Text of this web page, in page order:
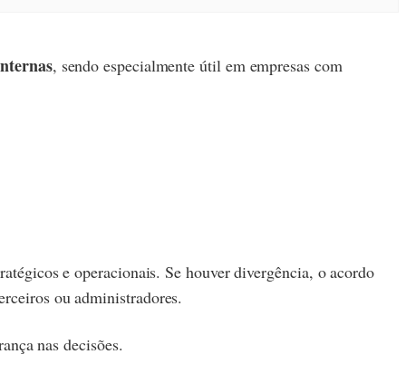
, sendo especialmente útil em empresas com
e operacionais. Se houver divergência, o acordo
ou administradores.
nas decisões.